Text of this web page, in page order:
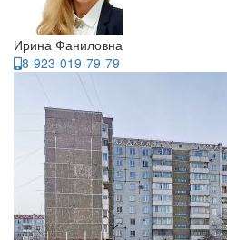
Ирина Фаниловна
8-923-019-79-79